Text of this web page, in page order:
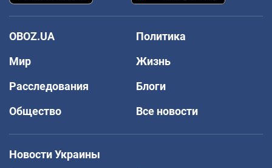
OBOZ.UA
Политика
Мир
Жизнь
Расследования
Блоги
Общество
Все новости
Новости Украины